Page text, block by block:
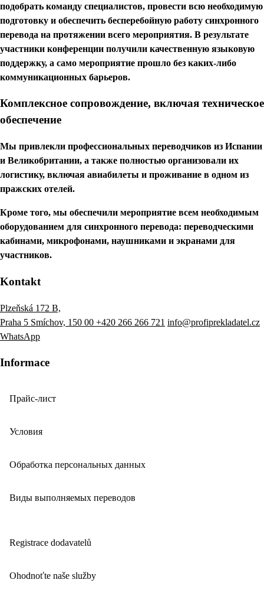
подобрать команду специалистов, провести всю необходимую
подготовку и обеспечить бесперебойную работу синхронного
перевода на протяжении всего мероприятия. В результате
участники конференции получили качественную языковую
поддержку, а само мероприятие прошло без каких-либо
коммуникационных барьеров.
Комплексное сопровождение, включая техническое
обеспечение
Мы привлекли профессиональных переводчиков из Испании
и Великобритании, а также полностью организовали их
логистику, включая авиабилеты и проживание в одном из
пражских отелей.
Кроме того, мы обеспечили мероприятие всем необходимым
оборудованием для синхронного перевода: переводческими
кабинами, микрофонами, наушниками и экранами для
участников.
Kontakt
Plzeňská 172 B,
Praha 5 Smíchov, 150 00 +420 266 266 721 info@profiprekladatel.cz
WhatsApp
Informace
Прайс-лист
Условия
Обработка персональных данных
Виды выполняемых переводов
Registrace dodavatelů
Ohodnoťte naše služby